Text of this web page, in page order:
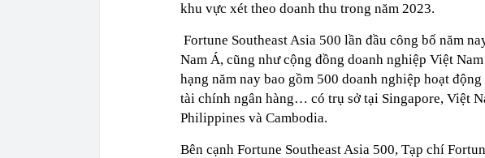
11:23
Báo cáo việc làm Mỹ bất ngờ giảm, hụt
khu vực xét theo doanh thu trong năm 2023.
Fortune Southeast Asia 500 lần đầu công bố năm
Nam Á, cũng như cộng đồng doanh nghiệp Việt
hạng năm nay bao gồm 500 doanh nghiệp hoạt
tài chính ngân hàng… có trụ sở tại Singapore, Việt
Philippines và Cambodia.
Bên cạnh Fortune Southeast Asia 500, Tạp chí